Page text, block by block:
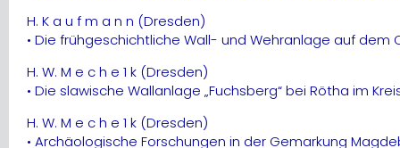
H. K a u f m a n n (Dresden)
• Die frühgeschichtliche Wall- und Wehranlage auf dem
H. W. M e c h e 1 k (Dresden)
• Die slawische Wallanlage „Fuchsberg“ bei Rötha im
H. W. M e c h e 1 k (Dresden)
• Archäologische Forschungen in der Gemarkung